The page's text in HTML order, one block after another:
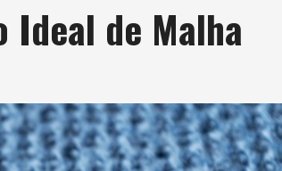
Ideal de Malha